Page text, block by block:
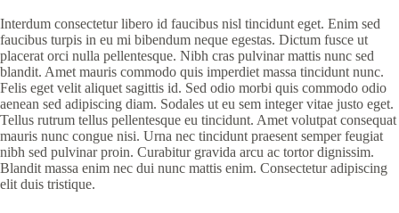
Interdum consectetur libero id faucibus nisl tincidunt eget. Enim sed
faucibus turpis in eu mi bibendum neque egestas. Dictum fusce ut
placerat orci nulla pellentesque. Nibh cras pulvinar mattis nunc sed
blandit. Amet mauris commodo quis imperdiet massa tincidunt nunc.
Felis eget velit aliquet sagittis id. Sed odio morbi quis commodo odio
aenean sed adipiscing diam. Sodales ut eu sem integer vitae justo eget.
Tellus rutrum tellus pellentesque eu tincidunt. Amet volutpat consequat
mauris nunc congue nisi. Urna nec tincidunt praesent semper feugiat
nibh sed pulvinar proin. Curabitur gravida arcu ac tortor dignissim.
Blandit massa enim nec dui nunc mattis enim. Consectetur adipiscing
elit duis tristique.